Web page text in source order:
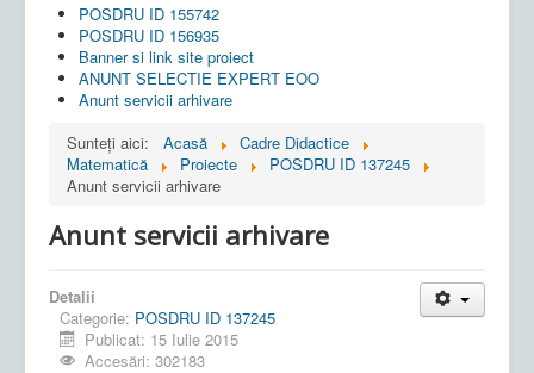
POSDRU ID 155742
POSDRU ID 156935
Banner si link site proiect
ANUNT SELECTIE EXPERT EOO
Anunt servicii arhivare
Sunteți aici:
Acasă
Cadre Didactice
Matematică
Proiecte
POSDRU ID 137245
Anunt servicii arhivare
Anunt servicii arhivare
Detalii
Categorie: POSDRU ID 137245
Publicat: 15 Iulie 2015
Accesări: 302183